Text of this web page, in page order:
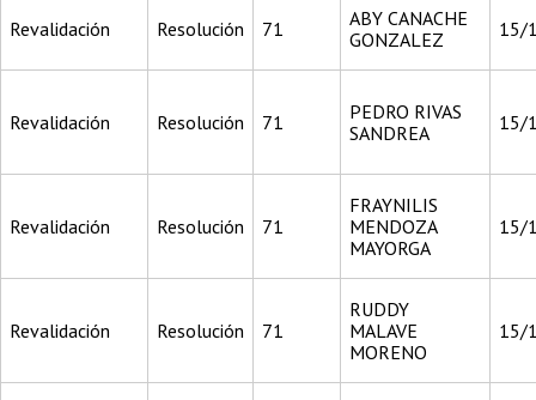
Revalidación Resolución 71
ABY CANACHE
GONZALEZ
15/
Revalidación Resolución 71
PEDRO RIVAS
SANDREA
15/
Revalidación Resolución 71
FRAYNILIS
MENDOZA
MAYORGA
15/
Revalidación Resolución 71
RUDDY
MALAVE
MORENO
15/